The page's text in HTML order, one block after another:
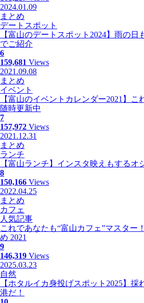
2024.01.09
まとめ
デートスポット
【富山のデートスポット2024】雨の日
でご紹介
6
159,681 Views
2021.09.08
まとめ
イベント
【富山のイベントカレンダー2021】こ
随時更新中
7
157,972 Views
2021.12.31
まとめ
ランチ
【富山ランチ】インスタ映えもするオ
8
150,166 Views
2022.04.25
まとめ
カフェ
人気記事
これであなたも“富山カフェ”マスター
め 2021
9
146,319 Views
2025.03.23
自然
【ホタルイカ身投げスポット2025】
港だ！